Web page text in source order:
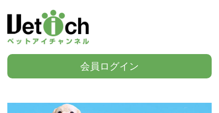
会員ログイン